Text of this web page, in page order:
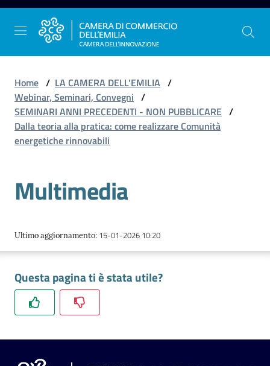
Vai al contenuto
Vai alla navigazione
Vai al footer
La
Camera
dell'Emilia
Gestire
l'impresa
e
territorio
Home / LA CAMERA DELL'EMILIA /
Webinar, Seminari, Convegni /
SEMINARI ANNI PRECEDENTI - NON PUBBLICARE /
Dalla teoria alla pratica: come realizzare Comunità
energetiche rinnovabili
Multimedia
Ultimo aggiornamento: 15-01-2026 10:20
Questa pagina ti è stata utile?